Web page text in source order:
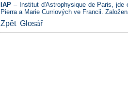
IAP – Institut d'Astrophysique de Paris, jde
Pierra a Marie Curriových ve Francii.
Zpět Glosář